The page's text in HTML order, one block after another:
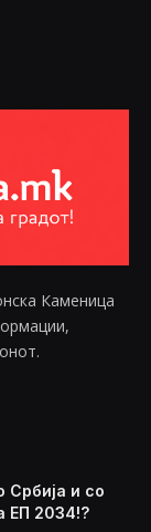
Каменица
Србија и со
ЕП 2034!?